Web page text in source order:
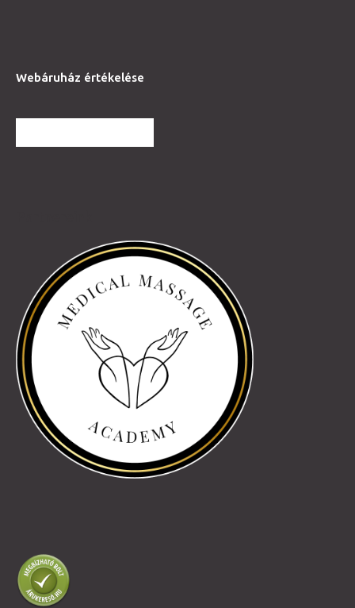
Webáruház értékelése